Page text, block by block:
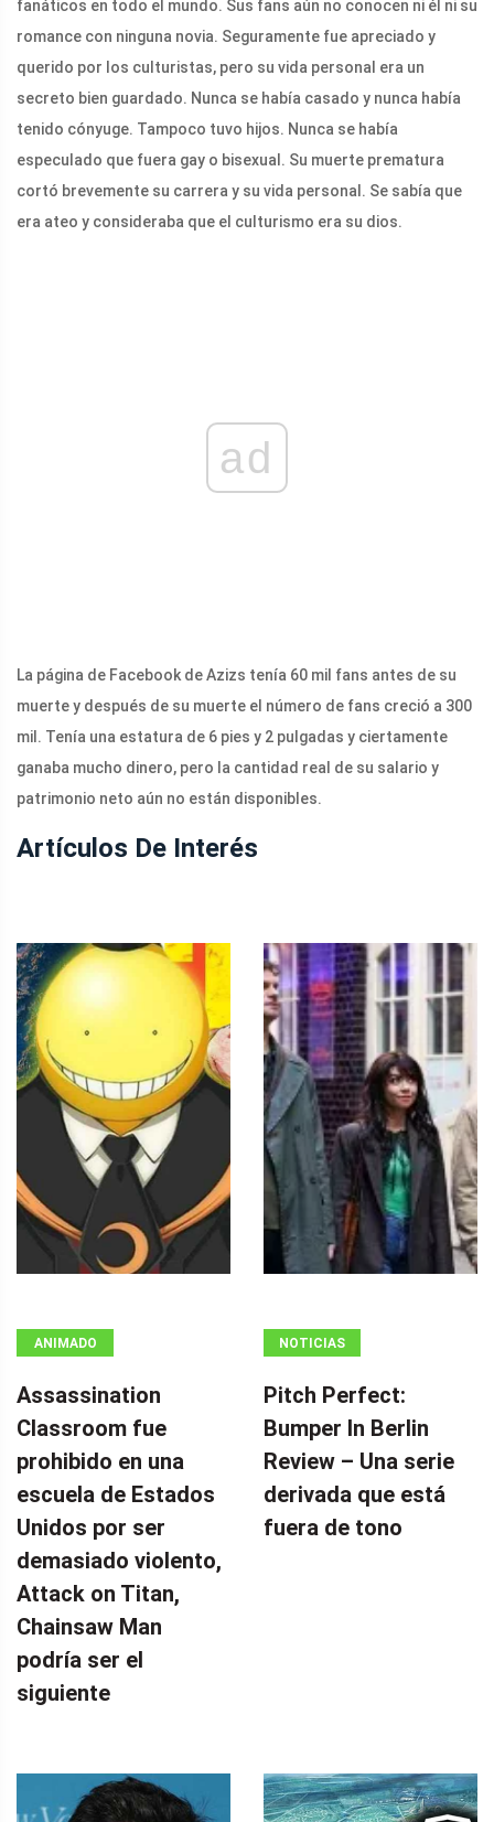
fanáticos en todo el mundo. Sus fans aún no conocen ni él ni su
romance con ninguna novia. Seguramente fue apreciado y
querido por los culturistas, pero su vida personal era un
secreto bien guardado. Nunca se había casado y nunca había
tenido cónyuge. Tampoco tuvo hijos. Nunca se había
especulado que fuera gay o bisexual. Su muerte prematura
cortó brevemente su carrera y su vida personal. Se sabía que
era ateo y consideraba que el culturismo era su dios.
ad
La página de Facebook de Azizs tenía 60 mil fans antes de su
muerte y después de su muerte el número de fans creció a 300
mil. Tenía una estatura de 6 pies y 2 pulgadas y ciertamente
ganaba mucho dinero, pero la cantidad real de su salario y
patrimonio neto aún no están disponibles.
Artículos De Interés
ANIMADO
Assassination
Classroom fue
prohibido en una
escuela de Estados
Unidos por ser
demasiado violento,
Attack on Titan,
Chainsaw Man
podría ser el
siguiente
NOTICIAS
Pitch Perfect:
Bumper In Berlin
Review – Una serie
derivada que está
fuera de tono